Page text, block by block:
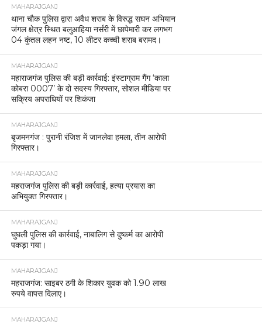
MAHARAJGANJ
थाना चौक पुलिस द्वारा अवैध शराब के विरुद्ध सघन अभियान
जंगल क्षेत्र स्थित बलुआहिया नर्सरी में छापेमारी कर लगभग
04 कुंतल लहन नष्ट, 10 लीटर कच्ची शराब बरामद।
MAHARAJGANJ
महाराजगंज पुलिस की बड़ी कार्रवाई: इंस्टाग्राम गैंग ‘काला
कोबरा 0007’ के दो सदस्य गिरफ्तार, सोशल मीडिया पर
सक्रिय अपराधियों पर शिकंजा
MAHARAJGANJ
बृजमनगंज : पुरानी रंजिश में जानलेवा हमला, तीन आरोपी
गिरफ्तार।
MAHARAJGANJ
महराजगंज पुलिस की बड़ी कार्रवाई, हत्या प्रयास का
अभियुक्त गिरफ्तार।
MAHARAJGANJ
घुघली पुलिस की कार्रवाई, नाबालिग से दुष्कर्म का आरोपी
पकड़ा गया।
MAHARAJGANJ
महराजगंज: साइबर ठगी के शिकार युवक को 1.90 लाख
रुपये वापस दिलाए।
MAHARAJGANJ